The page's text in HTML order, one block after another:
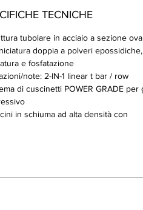
TECNICHE
tubolare in acciaio a sezione
doppia a polveri
e fosfatazione
note: 2-IN-1 linear t bar / row
di cuscinetti POWER GRADE
in schiuma ad alta densità con